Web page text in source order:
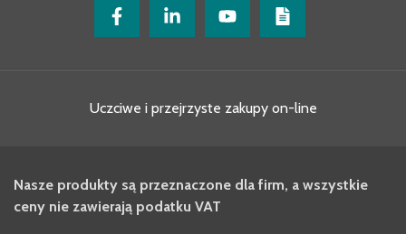
Uczciwe i przejrzyste zakupy on-line
Nasze produkty są przeznaczone dla firm, a wszystkie
ceny nie zawierają podatku VAT